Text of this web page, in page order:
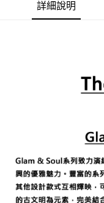
詳細說明